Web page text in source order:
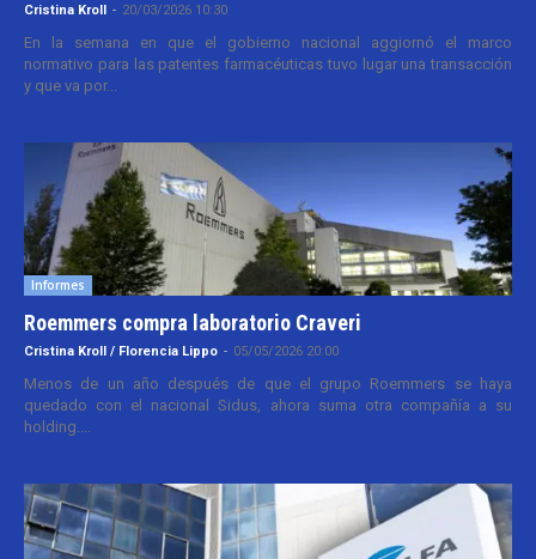
Cristina Kroll - 20/03/2026 10:30
En la semana en que el gobierno nacional aggiornó el marco
normativo para las patentes farmacéuticas tuvo lugar una transacción
y que va por...
Informes
Roemmers compra laboratorio Craveri
Cristina Kroll / Florencia Lippo - 05/05/2026 20:00
Menos de un año después de que el grupo Roemmers se haya
quedado con el nacional Sidus, ahora suma otra compañía a su
holding....